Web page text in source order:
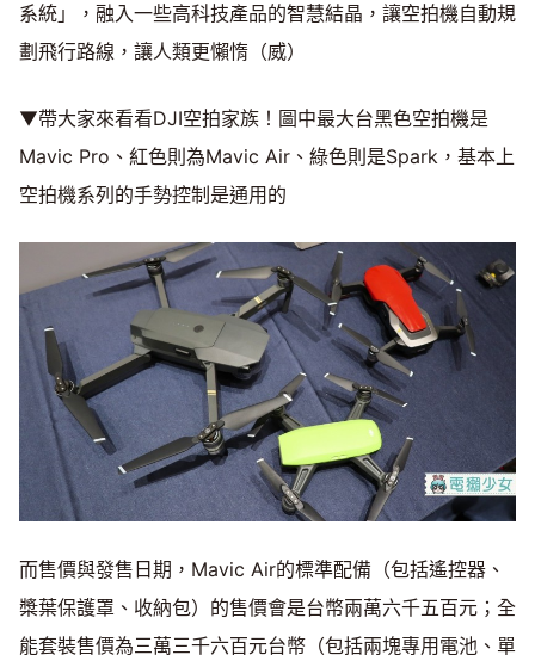
系統」，融入一些高科技產品的智慧結晶，讓空拍機自動規
劃飛行路線，讓人類更懶惰（威）
▼帶大家來看看DJI空拍家族！圖中最大台黑色空拍機是
Mavic Pro、紅色則為Mavic Air、綠色則是Spark，基本上
空拍機系列的手勢控制是通用的
而售價與發售日期，Mavic Air的標準配備（包括遙控器、
槳葉保護罩、收納包）的售價會是台幣兩萬六千五百元；全
能套裝售價為三萬三千六百元台幣（包括兩塊專用電池、單